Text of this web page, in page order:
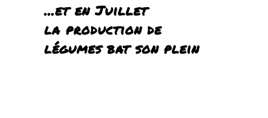
…et en Juillet
la production de
légumes bat son plein